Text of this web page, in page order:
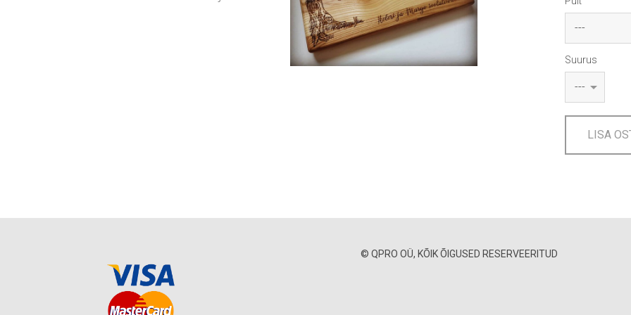
Suurus
LISA
© QPRO OÜ, KÕIK ÕIGUSED RESERVEERITUD